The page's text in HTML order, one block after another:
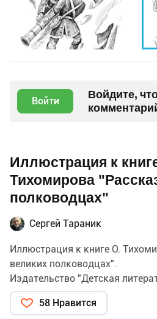
Войти
Войдите,
Иллюстрация к
Тихомирова
полководцах"
Сергей Тараник
Иллюстрация к книге О.
великих полководцах".
Издательство "Детская
58 Нравится